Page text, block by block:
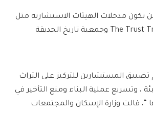
تكون مدخلات الهيئات الاستشارية مثل
Sport England و The Trust Trust وجمعية تاريخ الحديقة
المستشارين للتركيز على التراث
، وتسريع عملية البناء ومنع التأخير في
“، قالت وزارة الإسكان والمجتمعات